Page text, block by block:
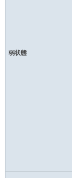
弱状態